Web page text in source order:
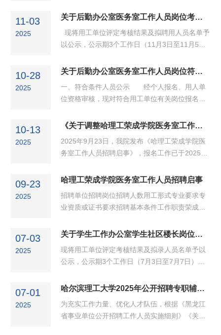
必须实事求是，应签署或告知真实姓名、单位和
联系方式；对线索不...
加用人单位相关考核。3、用工形式为非编制人
同。4、考核通过人员提供近期体检报告，体检合
格人员办理入职。试用期为1个月，试用不合格不
1）居民身份证；2）简历及应聘人员报名登
记表；3）思...
11-03
2025
关于后勤办公室医务室工作人员岗位考核结果公示
现将用工单位评定考核结果及拟聘用人员名单予
以公示，公示期3个工作日（11月3日至11月5
告知。 考核结果序号应聘岗位姓名笔试成绩面试
的，不再列出。1医务室医生吕晓彤
7087.6777.07拟聘用2医务室护士谢立鑫
7083.3375.33 5于宣蔚6484.6772.27 聘用形
式：劳务派遣 如对公示人员有异议，可...
10-28
2025
关于后勤办公室医务室工作人员岗位符合条件人员公示及考核通知
一、符合条件人员公示 经个人报名、用人单
位资格审核，现对符合用工单位有关岗位报名条
位名称姓名性别年龄专业技术职务学历毕业院校
（成人教育）佳木斯大学临床医学 医务室护士
刘丹洋女32初级（士）本科（成人教育）佳木斯
本）中国医科大学护理学 宫铭远女31初级
（师） 本科（成人教...
10-13
2025
《关于调整哈理工荣成学院医务室工作人员岗位招聘条件的补充公告》
2025年9月23日，我院发布《哈理工荣成学院医
务室工作人员招聘启事》，报名工作已于2025年
无符合招聘条件的报名人员。经研究决定，对此
内科，并需具有基层医疗卫生机构全科医生转岗
培训合格证书，其他条件不变。具体如下：招聘
质或证书要求报名基本条件工作职责荣成学院后
勤办公室医务室医生1劳...
09-23
2025
哈理工荣成学院医务室工作人员招聘启事
招聘单位招聘岗位招聘人数用工形式专业要求专
业资质或证书要求招聘基本条件工作职责荣成学
具有执业医师资格证书和执业证书，经注册后在
结合，入职后注册地变更为荣成学院医务室。1.
遵纪守法，具有良好的思想品质和职业道德；身
龄为65周岁及以下，具有大专及以上学历，中级
及以上职称。 3...
07-03
2025
关于学生工作办公室学生社区楼长岗位考核结果公示
现将用工单位评定考核结果及拟录人员名单予以
公示，公示期3个工作日（7月3日至7月7日）。
核结果序号姓名成绩备注1白桦81.93拟录用2陈
07-01
2025
哈尔滨理工大学2025年公开招聘专职辅导员公告
为充实工作力量、优化人才队伍，根据《黑龙江
省事业单位公开招聘工作人员实施细则》《关于